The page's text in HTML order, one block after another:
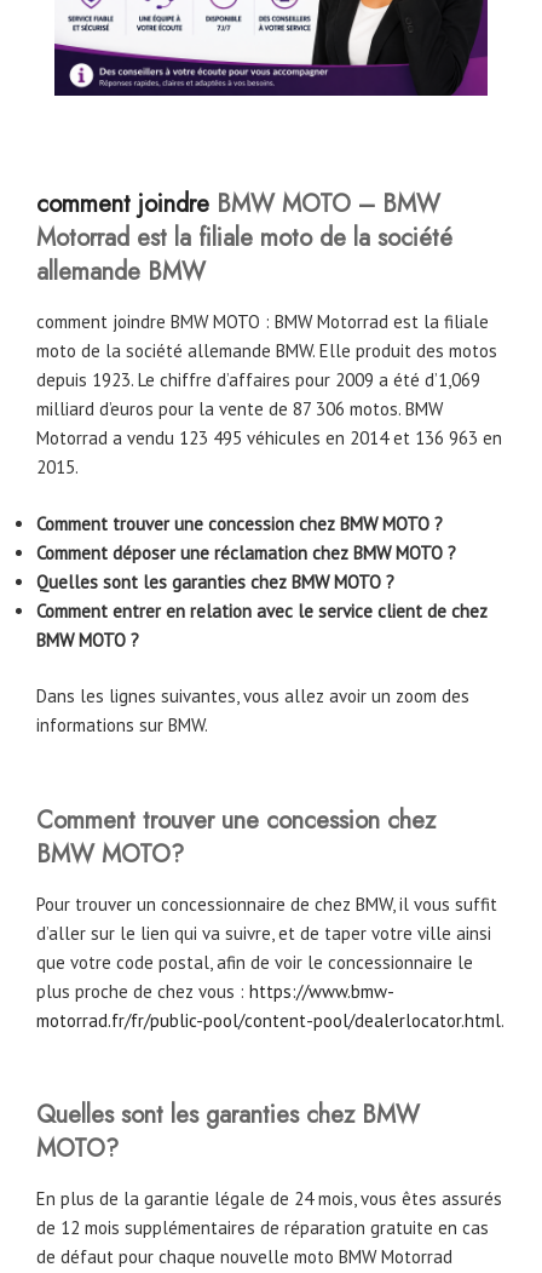
comment joindre BMW MOTO – BMW
Motorrad est la filiale moto de la société
allemande BMW
comment joindre BMW MOTO : BMW Motorrad est la filiale
moto de la société allemande BMW. Elle produit des motos
depuis 1923. Le chiffre d’affaires pour 2009 a été d’1,069
milliard d’euros pour la vente de 87 306 motos. BMW
Motorrad a vendu 123 495 véhicules en 2014 et 136 963 en
2015.
Comment trouver une concession chez BMW MOTO ?
Comment déposer une réclamation chez BMW MOTO ?
Quelles sont les garanties chez BMW MOTO ?
Comment entrer en relation avec le service client de chez
BMW MOTO ?
Dans les lignes suivantes, vous allez avoir un zoom des
informations sur BMW.
Comment trouver une concession chez
BMW MOTO?
Pour trouver un concessionnaire de chez BMW, il vous suffit
d’aller sur le lien qui va suivre, et de taper votre ville ainsi
que votre code postal, afin de voir le concessionnaire le
plus proche de chez vous : https://www.bmw-
motorrad.fr/fr/public-pool/content-pool/dealerlocator.html.
Quelles sont les garanties chez BMW
MOTO?
En plus de la garantie légale de 24 mois, vous êtes assurés
de 12 mois supplémentaires de réparation gratuite en cas
de défaut pour chaque nouvelle moto BMW Motorrad